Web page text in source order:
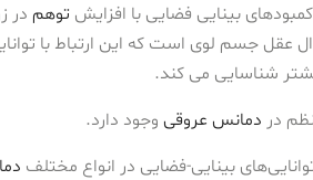
بینایی فضایی با افزایش توهم
عقل جسم لوی است که این ارتباط با
شناسایی می کند.
در دمانس عروقی وجود دارد.
بینایی-فضایی در انواع مختلف